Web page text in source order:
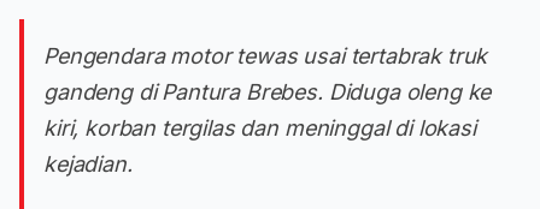
Pengendara motor tewas usai tertabrak truk
gandeng di Pantura Brebes. Diduga oleng ke
kiri, korban tergilas dan meninggal di lokasi
kejadian.